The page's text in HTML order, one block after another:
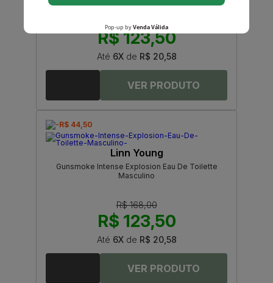
R$ 165,00
R$ 123,50
Até 6Xde R$ 20,58
-R$ 44,50
Linn Young
Gunsmoke Intense Explosion Eau De Toilette
Masculino
R$ 168,00
R$ 123,50
Até 6Xde R$ 20,58